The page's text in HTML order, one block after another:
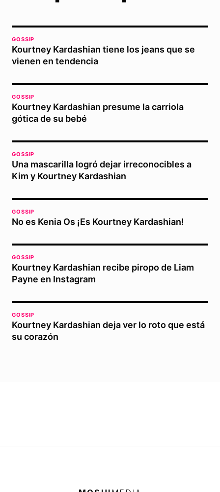
GOSSIP
Kourtney Kardashian tiene los jeans que se
vienen en tendencia
GOSSIP
Kourtney Kardashian presume la carriola
gótica de su bebé
GOSSIP
Una mascarilla logró dejar irreconocibles a
Kim y Kourtney Kardashian
GOSSIP
No es Kenia Os ¡Es Kourtney Kardashian!
GOSSIP
Kourtney Kardashian recibe piropo de Liam
Payne en Instagram
GOSSIP
Kourtney Kardashian deja ver lo roto que está
su corazón